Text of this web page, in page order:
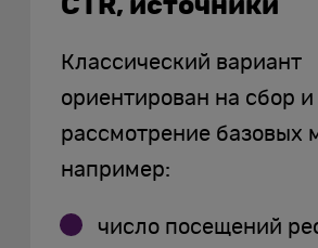
CTR, источники
Классический вариант
ориентирован на сбор и
рассмотрение базовых
например:
число посещений